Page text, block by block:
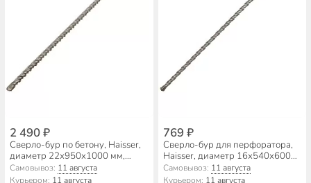
2 490 ₽
Сверло-бур по бетону, Haisser,
диаметр 22х950х1000 мм,
SDS-Plus, HS102048
Самовывоз: 11 августа
Курьером: 11 августа
769 ₽
Сверло-бур для перфоратора,
Haisser, диаметр 16х540х600
мм, SDS-Plus, HS102039
Самовывоз: 11 августа
Курьером: 11 августа